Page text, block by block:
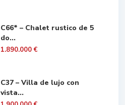
C66* – Chalet rustico de 5
do...
1.890.000 €
C37 – Villa de lujo con
vista...